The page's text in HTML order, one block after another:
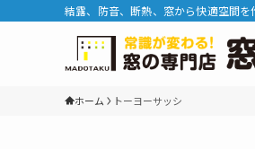
結露、防音、断熱、窓から快適空間
ホーム トーヨーサッシ